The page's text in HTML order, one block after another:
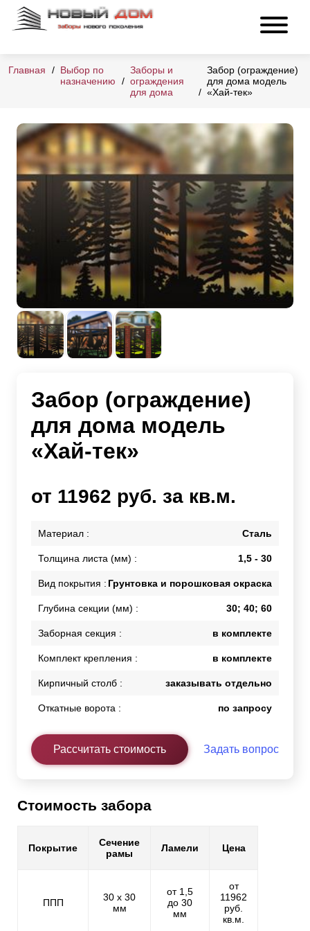
Главная
Выбор по
назначению
Заборы и
ограждения
для дома
Забор (ограждение)
для дома модель
«Хай-тек»
Забор (ограждение)
для дома модель
«Хай-тек»
от 11962 руб. за кв.м.
Материал : Сталь
Толщина листа (мм) : 1,5 - 30
Вид покрытия : Грунтовка и порошковая окраска
Глубина секции (мм) : 30; 40; 60
Заборная секция : в комплекте
Комплект крепления : в комплекте
Кирпичный столб : заказывать отдельно
Откатные ворота : по запросу
Рассчитать стоимость Задать вопрос
Стоимость забора
Покрытие
Сечение
рамы
Ламели Цена
ППП
30 х 30
мм
от 1,5
до 30
мм
от
11962
руб.
кв.м.